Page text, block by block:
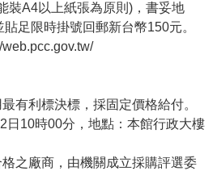
裝A4以上紙張為原則)，書妥地
足限時掛號回郵新台幣150元。
有利標決標，採固定價格給付。
日10時00分，地點：本館行政大樓
之廠商，由機關成立採購評選委